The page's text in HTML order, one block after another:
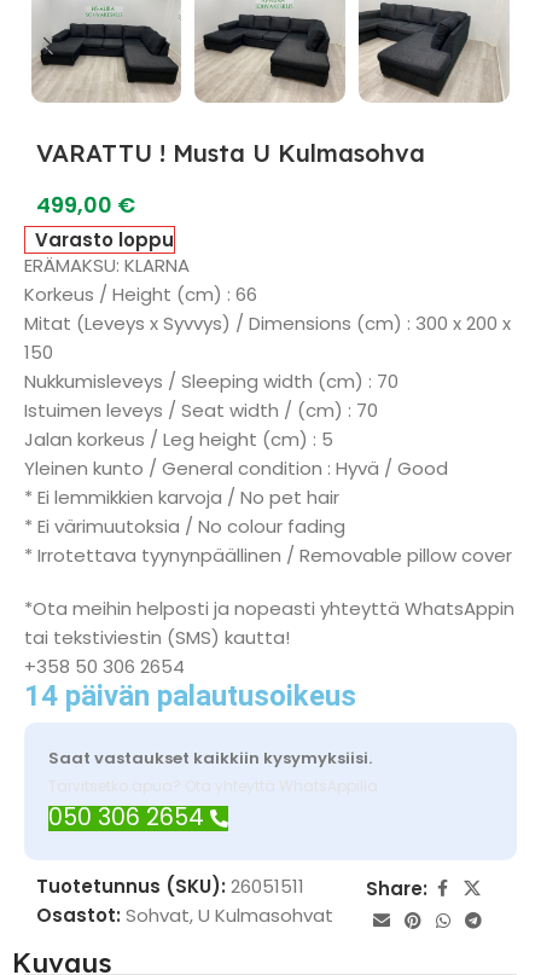
VARATTU ! Musta U Kulmasohva
499,00 €
Varasto loppu
ERÄMAKSU: KLARNA
Korkeus / Height (cm) : 66
Mitat (Leveys x Syvvys) / Dimensions (cm) : 300 x 200 x
150
Nukkumisleveys / Sleeping width (cm) : 70
Istuimen leveys / Seat width / (cm) : 70
Jalan korkeus / Leg height (cm) : 5
Yleinen kunto / General condition : Hyvä / Good
* Ei lemmikkien karvoja / No pet hair
* Ei värimuutoksia / No colour fading
* Irrotettava tyynynpäällinen / Removable pillow cover
*Ota meihin helposti ja nopeasti yhteyttä WhatsAppin
tai tekstiviestin (SMS) kautta!
+358 50 306 2654
14 päivän palautusoikeus
Saat vastaukset kaikkiin kysymyksiisi.
Tarvitsetko apua? Ota yhteyttä WhatsAppilla
050 306 2654
Tuotetunnus (SKU): 26051511
Osastot: Sohvat,U Kulmasohvat
Share:
Kuvaus